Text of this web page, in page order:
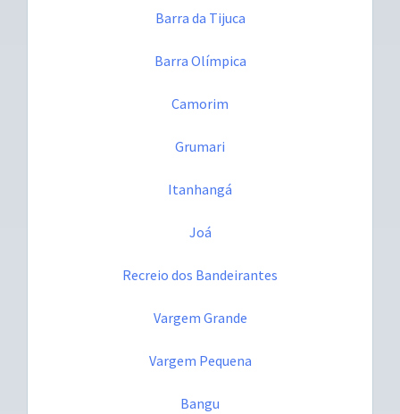
Barra da Tijuca
Barra Olímpica
Camorim
Grumari
Itanhangá
Joá
Recreio dos Bandeirantes
Vargem Grande
Vargem Pequena
Bangu